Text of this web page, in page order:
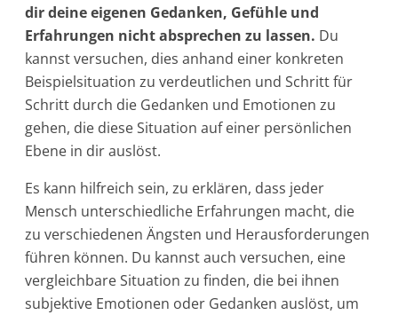
dir deine eigenen Gedanken, Gefühle und
Erfahrungen nicht absprechen zu lassen. Du
kannst versuchen, dies anhand einer konkreten
Beispielsituation zu verdeutlichen und Schritt für
Schritt durch die Gedanken und Emotionen zu
gehen, die diese Situation auf einer persönlichen
Ebene in dir auslöst.
Es kann hilfreich sein, zu erklären, dass jeder
Mensch unterschiedliche Erfahrungen macht, die
zu verschiedenen Ängsten und Herausforderungen
führen können. Du kannst auch versuchen, eine
vergleichbare Situation zu finden, die bei ihnen
subjektive Emotionen oder Gedanken auslöst, um